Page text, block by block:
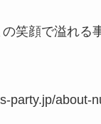
笑顔で溢れる
party.jp/about-